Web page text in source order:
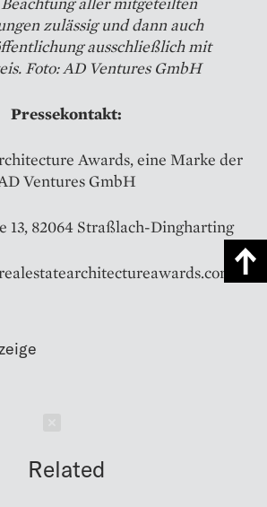
zulässig und dann auch
ausschließlich mit
Foto: AD Ventures GmbH
Pressekontakt:
Awards, eine Marke der
Ventures GmbH
13, 82064 Straßlach-Dingharting
Related